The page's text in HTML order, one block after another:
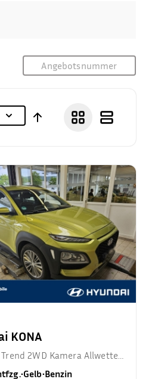
KONA
Trend 2WD Kamera Allwetter
•Gelb•Benzin